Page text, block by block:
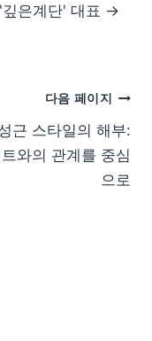
깊은계단' 대표 →
다음 페이지
근 스타일의 해부:
와의 관계를 중심
으로